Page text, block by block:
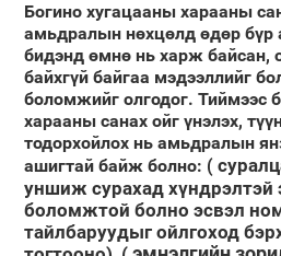
Богино хугацааны харааны
амьдралын нөхцөлд өдөр бүр
бидэнд өмнө нь харж байсан,
байхгүй байгаа мэдээллийг
боломжийг олгодог. Тиймээс
харааны санах ойг үнэлэх,
тодорхойлох нь амьдралын
ашигтай байж болно: (
уншиж сурахад хүндрэлтэй
боломжтой болно эсвэл
тайлбаруудыг ойлгоход